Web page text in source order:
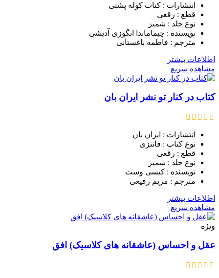
انتشارات : کتاب کوله پشتی
قطع : رقعی
نوع جلد : شمیز
نویسنده : چیماماندا انگوزی آدیشی
مترجم : فاطمه باغستانی
اطلاعات بیشتر
مشاهده سریع
کتاب در کنار تو نشر ایران بان
انتشارات : ایران بان
نوع کتاب : فانتزی
قطع : رقعی
نوع جلد : شمیز
نویسنده : کیسی وست
مترجم : مریم رفیعی
اطلاعات بیشتر
مشاهده سریع
ویژه
عقل و احساس (عاشقانه های کلاسیک) افق